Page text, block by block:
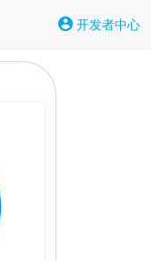
开发者中心